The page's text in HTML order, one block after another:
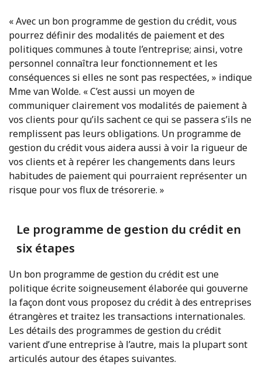
« Avec un bon programme de gestion du crédit, vous
pourrez définir des modalités de paiement et des
politiques communes à toute l’entreprise; ainsi, votre
personnel connaîtra leur fonctionnement et les
conséquences si elles ne sont pas respectées, » indique
Mme van Wolde. « C’est aussi un moyen de
communiquer clairement vos modalités de paiement à
vos clients pour qu’ils sachent ce qui se passera s’ils ne
remplissent pas leurs obligations. Un programme de
gestion du crédit vous aidera aussi à voir la rigueur de
vos clients et à repérer les changements dans leurs
habitudes de paiement qui pourraient représenter un
risque pour vos flux de trésorerie. »
Le programme de gestion du crédit en
six étapes
Un bon programme de gestion du crédit est une
politique écrite soigneusement élaborée qui gouverne
la façon dont vous proposez du crédit à des entreprises
étrangères et traitez les transactions internationales.
Les détails des programmes de gestion du crédit
varient d’une entreprise à l’autre, mais la plupart sont
articulés autour des étapes suivantes.